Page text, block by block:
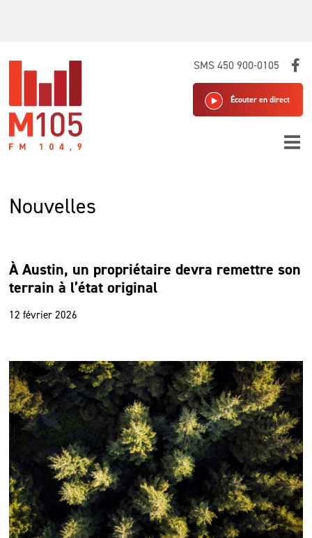
SMS 450 900-0105
Écouter en direct
Nouvelles
À Austin, un propriétaire devra remettre son
terrain à l’état original
12 février 2026